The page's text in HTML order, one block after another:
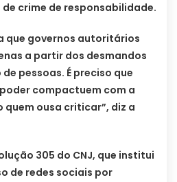
crime de responsabilidade.
que governos autoritários
a partir dos desmandos
pessoas. É preciso que
compactuem com a
ousa criticar”, diz a
305 do CNJ, que institui
de redes sociais por